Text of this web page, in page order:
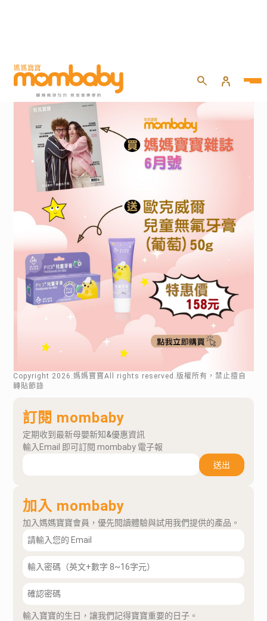
Copyright 2026 .媽媽寶寶All rights reserved.版權所有，禁止擅自
轉貼節錄
訂閱 mombaby
定期收到最新母嬰新知&優惠資訊
輸入Email 即可訂閱 mombaby 電子報
送出
加入 mombaby
加入媽媽寶寶會員，優先閱讀體驗與試用我們提供的產品。
輸入寶寶的生日，讓我們記得寶寶重要的日子。